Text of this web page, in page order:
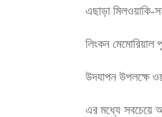
এছাড়া মিলওয়াকি-
লিংকন মেমোরিয়াল
উদযাপন উপলক্ষে
এর মধ্যে সবচেয়ে